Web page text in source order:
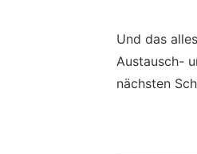
Und das
Austausch-
nächsten